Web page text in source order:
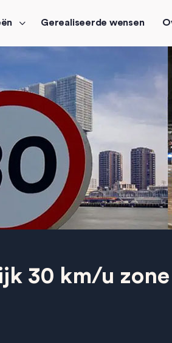
Gerealiseerde wensen
30 km/u